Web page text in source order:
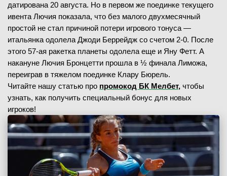
датирована 20 августа. Но в первом же поединке текущего
ивента Лючия показала, что без малого двухмесячный
простой не стал причиной потери игрового тонуса —
итальянка одолела Джоди Беррейдж со счетом 2-0. После
этого 57-ая ракетка планеты одолела еще и Яну Фетт. А
накануне Лючия Бронцетти прошла в ½ финала Лиможа,
переиграв в тяжелом поединке Клару Бюрель.
Читайте нашу статью про промокод БК Мелбет, чтобы
узнать, как получить специальный бонус для новых
игроков!